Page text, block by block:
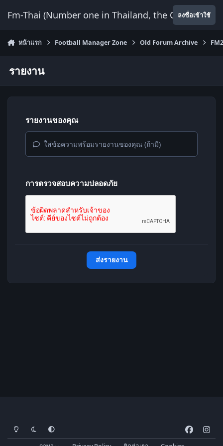
Fm-Thai (Number one in Thailand, the Onlyลงชื่อเข้าใช้
หน้าแรก Football Manager Zone Old Forum Archive
รายงาน
รายงานของคุณ
ใส่ข้อความพร้อมรายงานของคุณ (ถ้ามี)
การตรวจสอบความปลอดภัย
ส่งรายงาน
โหมดสว่างโหมดมืด การตั้งค่าระบบ
a
n